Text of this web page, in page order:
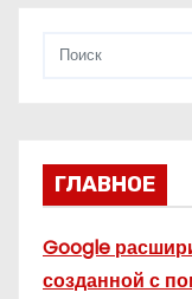
ГЛАВНОЕ
Google
созданной с